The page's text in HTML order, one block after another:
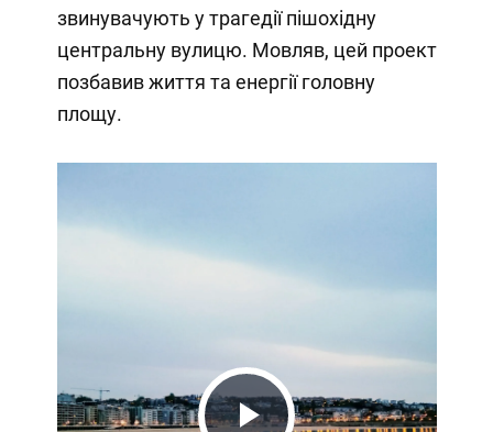
звинувачують у трагедії пішохідну
центральну вулицю. Мовляв, цей проект
позбавив життя та енергії головну
площу.